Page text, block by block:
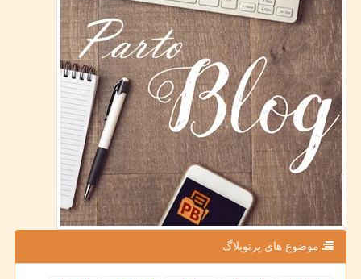
موضوع های پرتوبلاگ